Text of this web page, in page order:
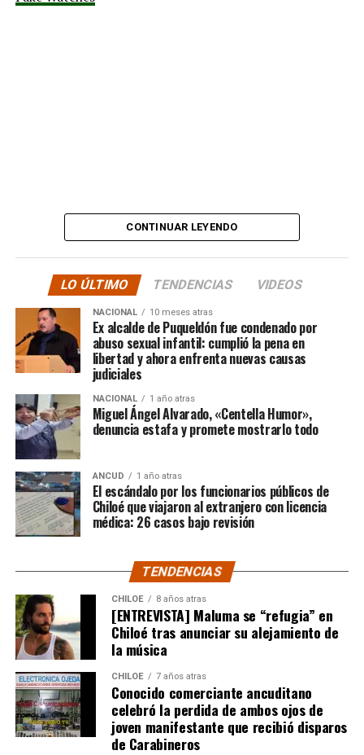
comunicados falsos
tele y donde sea para
hacer justicia.”
quienes lo han acompañado desde que compartió lo
ocurrido:
“Gracias a todos por el
apoyo!!!!”
Por el momento, las personas aludidas no han emitido
declaraciones públicas. La historia, según Centella,
recién comienza y, el mencionado posteo, ha generado
comentarios de todo tipo, en su gran mayoría, a favor
del humorista de Punta Arenas.
CONTINUAR LEYENDO
LO ÚLTIMO TENDENCIAS VIDEOS
NACIONAL 10 meses atras
Ex alcalde de Puqueldón fue condenado por
abuso sexual infantil: cumplió la pena en
libertad y ahora enfrenta nuevas causas
judiciales
NACIONAL 1 año atras
Miguel Ángel Alvarado, «Centella Humor»,
denuncia estafa y promete mostrarlo todo
ANCUD 1 año atras
El escándalo por los funcionarios públicos de
Chiloé que viajaron al extranjero con licencia
médica: 26 casos bajo revisión
TENDENCIAS
CHILOE 8 años atras
[ENTREVISTA] Maluma se “refugia” en
Chiloé tras anunciar su alejamiento de
la música
CHILOE 7 años atras
Conocido comerciante ancuditano
celebró la perdida de ambos ojos de
joven manifestante que recibió disparos
de Carabineros